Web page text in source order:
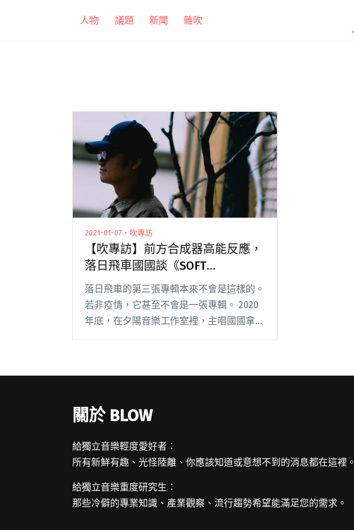
人物 議題 新聞 雜吹
2021-01-07・吹專訪
【吹專訪】前方合成器高能反應，
落日飛車國國談《SOFT
STORM》：我突然對音樂裡的
groove疲乏了
落日飛車的第三張專輯本來不會是這樣的。
若非疫情，它甚至不會是一張專輯。 2020
年底，在夕陽音樂工作室裡，主唱國國拿出
一本黑白攝影集說，上半年他們原訂要在洛
音樂裡的groove疲乏了"
關於 BLOW
給獨立音樂輕度愛好者：
所有新鮮有趣、光怪陸離、你應該知道或意想不到的消息都在這裡。
給獨立音樂重度研究生：
那些冷僻的專業知識、產業觀察、流行趨勢希望能滿足您的需求。